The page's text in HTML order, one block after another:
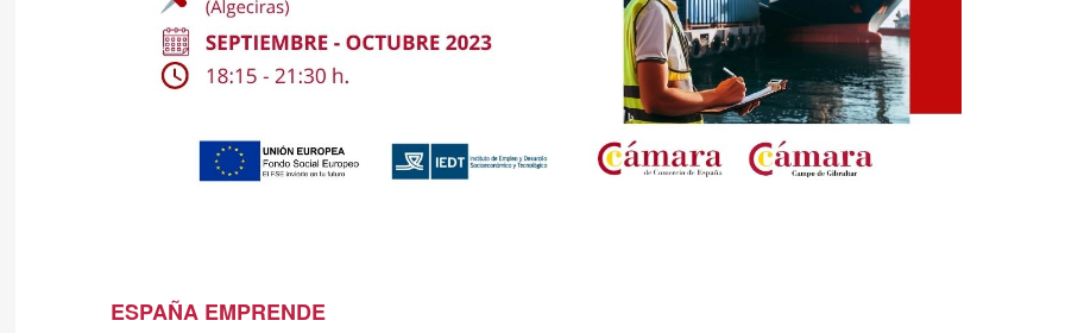
ESPAÑA EMPRENDE